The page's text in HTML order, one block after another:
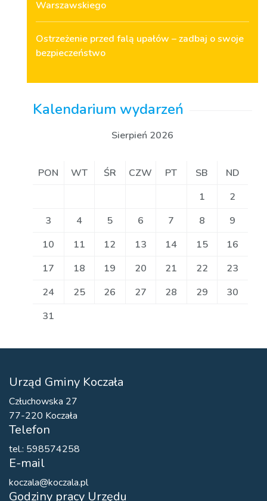
Warszawskiego
Ostrzeżenie przed falą upałów – zadbaj o swoje
bezpieczeństwo
Kalendarium wydarzeń
Sierpień 2026
PON WT ŚR CZW PT SB
ND
1
2
3
4 5 6 7 8
9
10
11 12 13 14 15
16
17
18 19 20 21 22
23
24
25 26 27 28 29
30
31
Urząd Gminy Koczała
Człuchowska 27
77-220 Koczała
Telefon
tel.: 598574258
E-mail
koczala@koczala.pl
Godziny pracy Urzędu